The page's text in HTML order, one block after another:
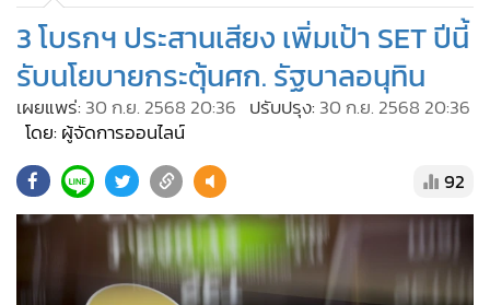
ผู้จัดการรายวัน
•
คอลัมนิสต์
• ละคร
CbizReview
• ผู้จัดกวน
• Good health & Well-being
Green Innovation & SD
Management & HR
3 โบรกฯ ประสานเสียง เพิ่มเป้า SET ปีนี้
รับนโยบายกระตุ้นศก. รัฐบาลอนุทิน
เผยแพร่: 30 ก.ย. 2568 20:36 ปรับปรุง: 30 ก.ย. 2568 20:36
โดย: ผู้จัดการออนไลน์
92